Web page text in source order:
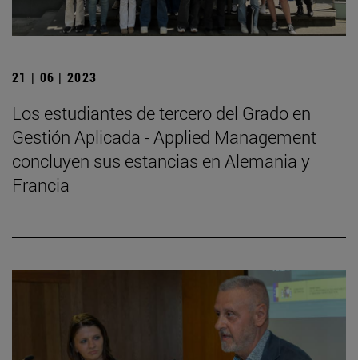
21 | 06 | 2023
Los estudiantes de tercero del Grado en
Gestión Aplicada - Applied Management
concluyen sus estancias en Alemania y
Francia